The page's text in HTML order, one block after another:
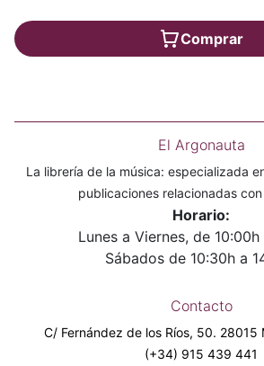
Comprar
El Argonauta
La librería de la música: especializada
publicaciones relacionadas
Horario:
Lunes a Viernes, de
Sábados de 10:30h a
Contacto
C/ Fernández de los Ríos, 50. 28015
(+34) 915 439 441